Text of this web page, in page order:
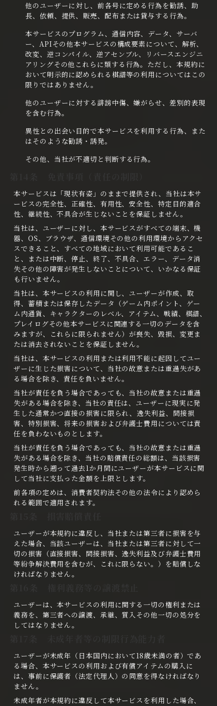
他のユーザーに対し、前各号に定める行為を勧誘、助
長、依頼、提供、販売、配布または貸与する行為。
本サービスのプログラム、通信内容、データ、サーバ
ー、APIその他本サービスの構成要素について、解析、
改変、逆コンパイル、逆アセンブル、リバースエンジニ
アリングその他これらに類する行為。ただし、本規約に
おいて明示的に認められる棋譜等の利用についてはこの
限りではありません。
他のユーザーに対する誹謗中傷、嫌がらせ、差別的表現
を含む行為。
異性との出会い目的で本サービスを利用する行為、また
はそのような勧誘・誘発。
その他、当社が不適切と判断する行為。
本サービスは「現状有姿」のままで提供され、当社は本サ
ービスの完全性、正確性、有用性、安全性、特定目的適合
性、継続性、不具合が生じないことを保証しません。
当社は、ユーザーに対し、本サービスがすべての端末、機
器、OS、ブラウザ、通信環境その他の利用環境からアクセ
スできること、すべての地域において利用可能であるこ
と、または中断、停止、終了、不具合、エラー、データ消
失その他の障害が発生しないことについて、いかなる保証
も行いません。
当社は、本サービスの利用に関し、ユーザーが作成、取
得、蓄積または保存したデータ（ゲーム内ポイント、ゲー
ム内通貨、キャラクターのレベル、アイテム、戦績、棋譜、
プレイログその他本サービスに関連する一切のデータを含
みますが、これらに限られません）が喪失、毀損、変更ま
たは消去されないことを保証しません。
当社は、本サービスの利用または利用不能に起因してユー
ザーに生じた損害について、当社の故意または重過失があ
る場合を除き、責任を負いません。
当社が責任を負う場合であっても、当社の故意または重過
失がある場合を除き、当社の責任は、ユーザーに現実に発
生した通常かつ直接の損害に限られ、逸失利益、間接損
害、特別損害、将来の損害および弁護士費用については責
任を負わないものとします。
当社が責任を負う場合であっても、当社の故意または重過
失がある場合を除き、当社の賠償責任の総額は、当該損害
発生時から遡って過去1か月間にユーザーが本サービスに関
して当社に支払った金額を上限とします。
前各項の定めは、消費者契約法その他の法令により認めら
れる範囲で適用されます。
ユーザーが本規約に違反し、当社または第三者に損害を与
えた場合、当該ユーザーは、当社または第三者に対して一
切の損害（直接損害、間接損害、逸失利益及び弁護士費用
等紛争解決費用を含むが、これに限らない。）を賠償しな
ければなりません。
ユーザーは、本サービスの利用に関する一切の権利または
義務を、第三者への譲渡、承継、質入その他一切の処分を
してはなりません。
ユーザーが未成年（日本国内において18歳未満の者）であ
る場合、本サービスの利用および有償アイテムの購入に
は、事前に保護者（法定代理人）の同意を得なければなり
ません。
未成年者が本規約に違反して本サービスを利用した場合、